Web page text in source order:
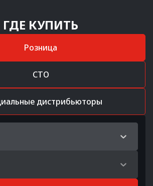
ГДЕ КУПИТЬ
Розница
СТО
дистрибьюторы